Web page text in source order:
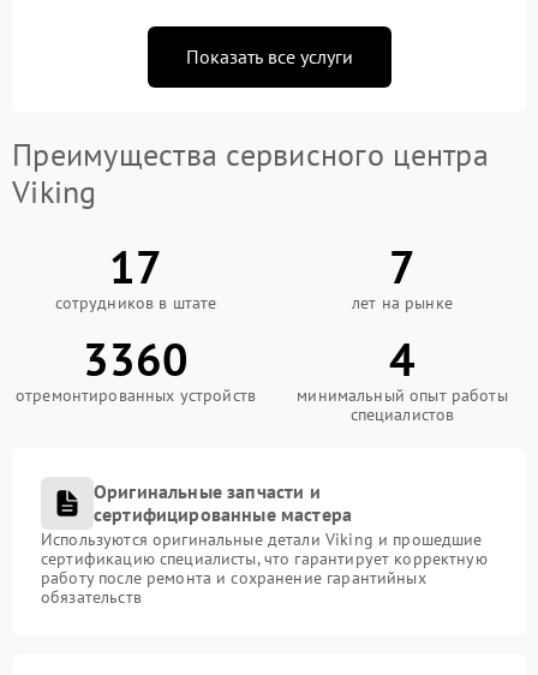
Показать все услуги
Преимущества сервисного центра
Viking
17
сотрудников в штате
7
лет на рынке
3360
отремонтированных устройств
4
минимальный опыт работы
специалистов
Оригинальные запчасти и
сертифицированные мастера
Используются оригинальные детали Viking и прошедшие
сертификацию специалисты, что гарантирует корректную
работу после ремонта и сохранение гарантийных
обязательств